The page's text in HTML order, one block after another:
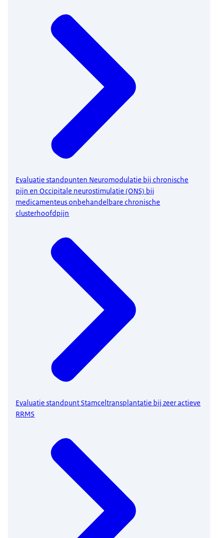
Evaluatie standpunten Neuromodulatie bij chronische
pijn en Occipitale neurostimulatie (ONS) bij
medicamenteus onbehandelbare chronische
clusterhoofdpijn
Evaluatie standpunt Stamceltransplantatie bij zeer actieve
RRMS